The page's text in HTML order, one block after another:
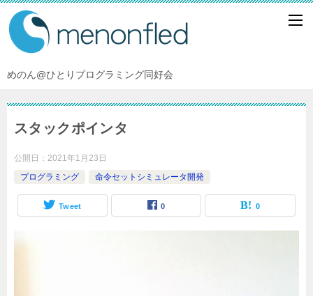
めのん@ひとりプログラミング同好会
スタックポインタ
公開日： 2021年1月23日
プログラミング
命令セットシミュレータ開発
Tweet 0 0